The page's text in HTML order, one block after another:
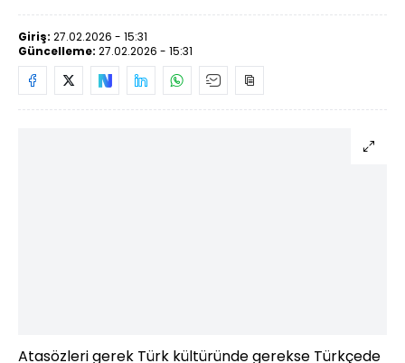
Giriş: 27.02.2026 - 15:31
Güncelleme: 27.02.2026 - 15:31
Atasözleri gerek Türk kültüründe gerekse Türkçede